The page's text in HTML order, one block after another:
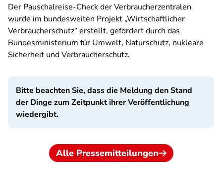
Der Pauschalreise-Check der Verbraucherzentralen
wurde im bundesweiten Projekt „Wirtschaftlicher
Verbraucherschutz“ erstellt, gefördert durch das
Bundesministerium für Umwelt, Naturschutz, nukleare
Sicherheit und Verbraucherschutz.
Bitte beachten Sie, dass die Meldung den Stand
der Dinge zum Zeitpunkt ihrer Veröffentlichung
wiedergibt.
Alle Pressemitteilungen